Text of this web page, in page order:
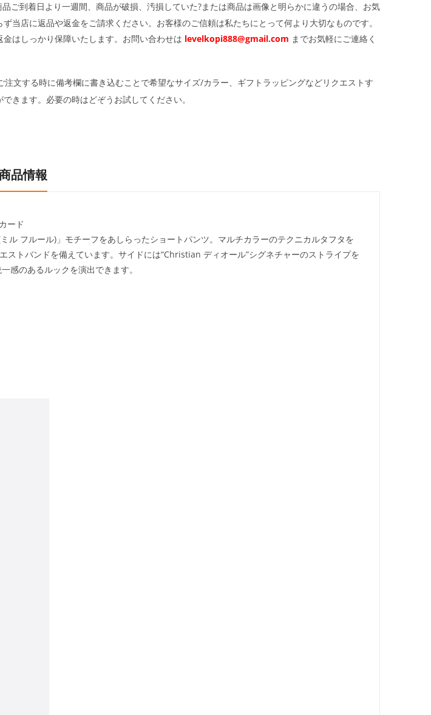
品ご到着日より一週間、商品が破損、汚損していた?または商品は画像と明らかに違うの場合、お気
ず当店に返品や返金をご請求ください。お客様のご信頼は私たちにとって何より大切なものです。
金はしっかり保障いたします。お問い合わせは levelkopi888@gmail.com までお気軽にご連絡く
注文する時に備考欄に書き込むことで希望なサイズ/カラー、ギフトラッピングなどリクエストす
できます。必要の時はどぞうお試してください。
品情報
ード
フルール)」モチーフをあしらったショートパンツ。マルチカラーのテクニカルタフタを
トバンドを備えています。サイドには“Christian ディオール”シグネチャーのストライプを
感のあるルックを演出できます。